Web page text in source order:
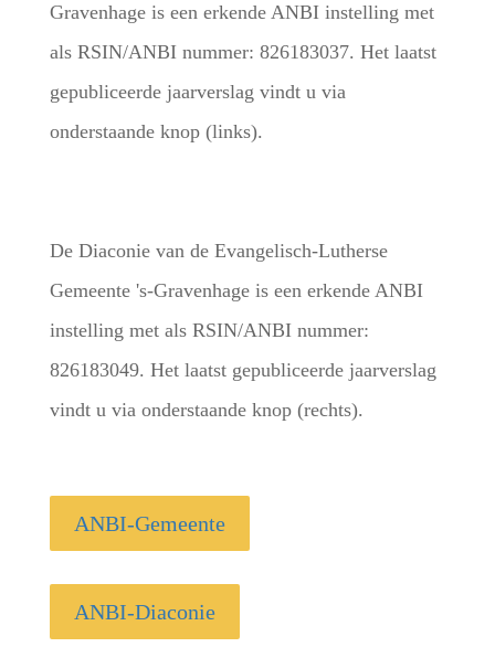
Gravenhage is een erkende ANBI instelling met
als RSIN/ANBI nummer: 826183037. Het laatst
gepubliceerde jaarverslag vindt u via
onderstaande knop (links).
De Diaconie van de Evangelisch-Lutherse
Gemeente 's-Gravenhage is een erkende ANBI
instelling met als RSIN/ANBI nummer:
826183049. Het laatst gepubliceerde jaarverslag
vindt u via onderstaande knop (rechts).
ANBI-Gemeente
ANBI-Diaconie